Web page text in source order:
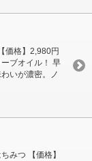
価格】2,980円
ブオイル！ 早
いが濃密。ノ
みつ 【価格】